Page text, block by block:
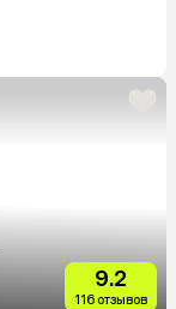
9.2
116 отзывов